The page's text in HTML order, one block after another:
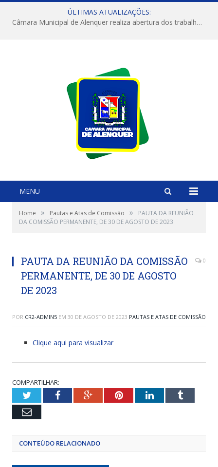
ÚLTIMAS ATUALIZAÇÕES:
Câmara Municipal de Alenquer realiza abertura dos trabalhos do 4º Período Legislativo
MENU
Home » Pautas e Atas de Comissão »
PAUTA DA REUNIÃO
DA COMISSÃO PERMANENTE, DE 30 DE AGOSTO DE 2023
PAUTA DA REUNIÃO DA COMISSÃO
PERMANENTE, DE 30 DE AGOSTO
DE 2023
0
POR CR2-ADMIN5 EM 30 DE AGOSTO DE 2023 PAUTAS E ATAS DE COMISSÃO
Clique aqui para visualizar
COMPARTILHAR:
TwitterFacebookGoogle+PinterestLinkedInTumblr
Email
CONTEÚDO RELACIONADO